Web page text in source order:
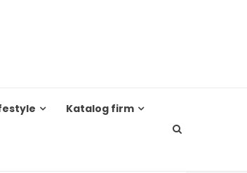
Katalog firm